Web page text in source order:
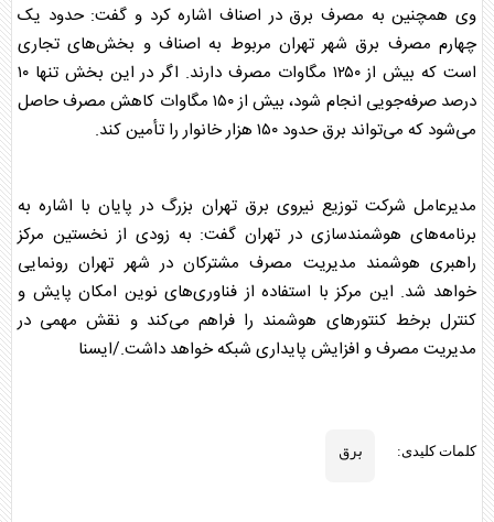
وی همچنین به مصرف برق در اصناف اشاره کرد و گفت: حدود یک
چهارم مصرف برق شهر تهران مربوط به اصناف و بخش‌های تجاری
است که بیش از ۱۲۵۰ مگاوات مصرف دارند. اگر در این بخش تنها ۱۰
درصد صرفه‌جویی انجام شود، بیش از ۱۵۰ مگاوات کاهش مصرف حاصل
می‌شود که می‌تواند برقحدود ۱۵۰ هزار خانوار را تأمین کند.
مدیرعامل شرکت توزیع نیروی برق تهران بزرگ در پایان با اشاره به
برنامه‌های هوشمندسازی در تهران گفت: به زودی از نخستین مرکز
راهبری هوشمند مدیریت مصرف مشترکان در شهر تهران رونمایی
خواهد شد. این مرکز با استفاده از فناوری‌های نوین امکان پایش و
کنترل برخط کنتورهای هوشمند را فراهم می‌کند و نقش مهمی در
مدیریت مصرف و افزایش پایداری شبکه خواهد داشت./ایسنا
کلمات کلیدی: برق